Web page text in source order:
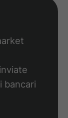
bancari